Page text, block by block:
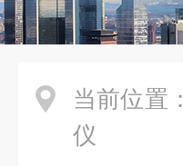
当前位置：
仪